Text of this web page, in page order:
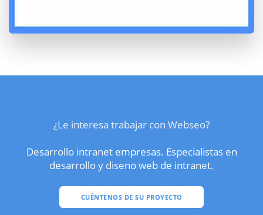
¿Le interesa trabajar con Webseo?
Desarrollo intranet empresas. Especialistas en
desarrollo y diseno web de intranet.
CUÉNTENOS DE SU PROYECTO